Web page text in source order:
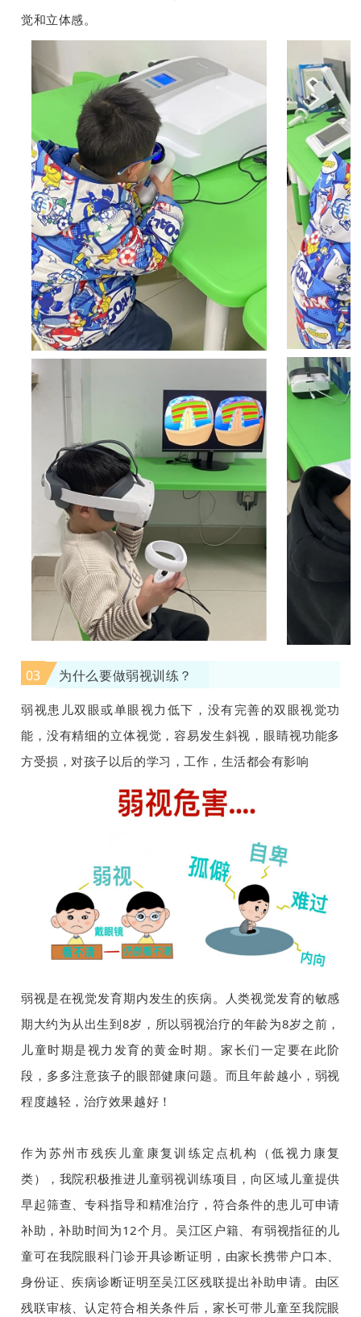
觉和立体感。
03 为什么要做弱视训练？
弱视患儿双眼或单眼视力低下，没有完善的双眼视觉功
能，没有精细的立体视觉，容易发生斜视，眼睛视功能多
方受损，对孩子以后的学习，工作，生活都会有影响
弱视是在视觉发育期内发生的疾病。人类视觉发育的敏感
期大约为从 出生到8岁，所以弱视治疗的年龄为8岁之前，
儿童时期是视力发育的黄金时期。家长们一定要在此阶
段，多多注意孩子的眼部健康问题。而且年龄越小，弱视
程度越轻，治疗效果越好！
作为苏州市残疾儿童康复训练定点机构（低视力康复
类），我院积极推进儿童弱视训练项目，向区域儿童提供
早起筛查、专科指导和精准治疗，符合条件的患儿可申请
补助，补助时间为12个月。吴江区户籍、有弱视指征的儿
童可在我院眼科门诊开具诊断证明，由家长携带户口本、
身份证、疾病诊断证明至吴江区残联提出补助申请。由区
残联审核、认定符合相关条件后，家长可带儿童至我院眼